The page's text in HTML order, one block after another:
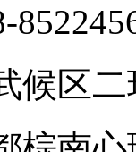
候区